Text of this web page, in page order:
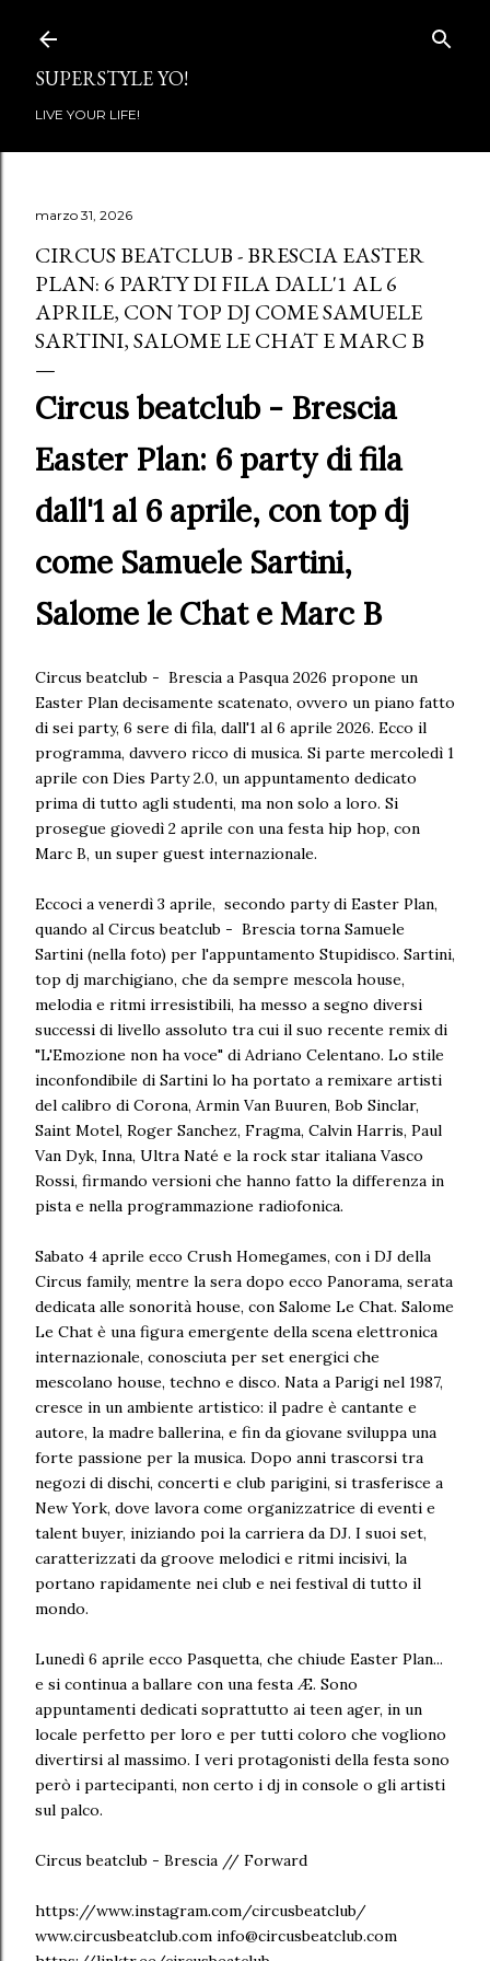
SUPERSTYLE YO!
LIVE YOUR LIFE!
marzo 31, 2026
CIRCUS BEATCLUB - BRESCIA EASTER
PLAN: 6 PARTY DI FILA DALL'1 AL 6
APRILE, CON TOP DJ COME SAMUELE
SARTINI, SALOME LE CHAT E MARC B
Circus beatclub - Brescia
Easter Plan: 6 party di fila
dall'1 al 6 aprile, con top dj
come Samuele Sartini,
Salome le Chat e Marc B
Circus beatclub - Brescia a Pasqua 2026 propone un
Easter Plan decisamente scatenato, ovvero un piano fatto
di sei party, 6 sere di fila, dall'1 al 6 aprile 2026. Ecco il
programma, davvero ricco di musica. Si parte mercoledì 1
aprile con Dies Party 2.0, un appuntamento dedicato
prima di tutto agli studenti, ma non solo a loro. Si
prosegue giovedì 2 aprile con una festa hip hop, con
Marc B, un super guest internazionale.
Eccoci a venerdì 3 aprile, secondo party di Easter Plan,
quando al Circus beatclub - Brescia torna Samuele
Sartini (nella foto) per l'appuntamento Stupidisco. Sartini,
top dj marchigiano, che da sempre mescola house,
melodia e ritmi irresistibili, ha messo a segno diversi
successi di livello assoluto tra cui il suo recente remix di
"L'Emozione non ha voce" di Adriano Celentano. Lo stile
inconfondibile di Sartini lo ha portato a remixare artisti
del calibro di Corona, Armin Van Buuren, Bob Sinclar,
Saint Motel, Roger Sanchez, Fragma, Calvin Harris, Paul
Van Dyk, Inna, Ultra Naté e la rock star italiana Vasco
Rossi, firmando versioni che hanno fatto la differenza in
pista e nella programmazione radiofonica.
Sabato 4 aprile ecco Crush Homegames, con i DJ della
Circus family, mentre la sera dopo ecco Panorama, serata
dedicata alle sonorità house, con Salome Le Chat. Salome
Le Chat è una figura emergente della scena elettronica
internazionale, conosciuta per set energici che
mescolano house, techno e disco. Nata a Parigi nel 1987,
cresce in un ambiente artistico: il padre è cantante e
autore, la madre ballerina, e fin da giovane sviluppa una
forte passione per la musica. Dopo anni trascorsi tra
negozi di dischi, concerti e club parigini, si trasferisce a
New York, dove lavora come organizzatrice di eventi e
talent buyer, iniziando poi la carriera da DJ. I suoi set,
caratterizzati da groove melodici e ritmi incisivi, la
portano rapidamente nei club e nei festival di tutto il
mondo.
Lunedì 6 aprile ecco Pasquetta, che chiude Easter Plan...
e si continua a ballare con una festa Æ. Sono
appuntamenti dedicati soprattutto ai teen ager, in un
locale perfetto per loro e per tutti coloro che vogliono
divertirsi al massimo. I veri protagonisti della festa sono
però i partecipanti, non certo i dj in console o gli artisti
sul palco.
Circus beatclub - Brescia // Forward
https://www.instagram.com/circusbeatclub/
www.circusbeatclub.com info@circusbeatclub.com